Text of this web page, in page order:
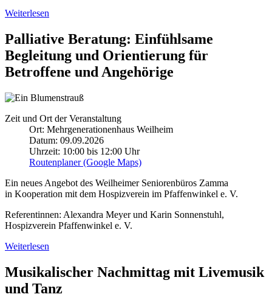
Weiterlesen
Palliative Beratung: Einfühlsame
Begleitung und Orientierung für
Betroffene und Angehörige
Zeit und Ort der Veranstaltung
Ort: Mehrgenerationenhaus Weilheim
Datum: 09.09.2026
Uhrzeit: 10:00 bis 12:00 Uhr
Routenplaner (Google Maps)
Ein neues Angebot des Weilheimer Seniorenbüros Zamma
in Kooperation mit dem Hospizverein im Pfaffenwinkel e. V.
Referentinnen: Alexandra Meyer und Karin Sonnenstuhl,
Hospizverein Pfaffenwinkel e. V.
Weiterlesen
Musikalischer Nachmittag mit Livemusik
und Tanz